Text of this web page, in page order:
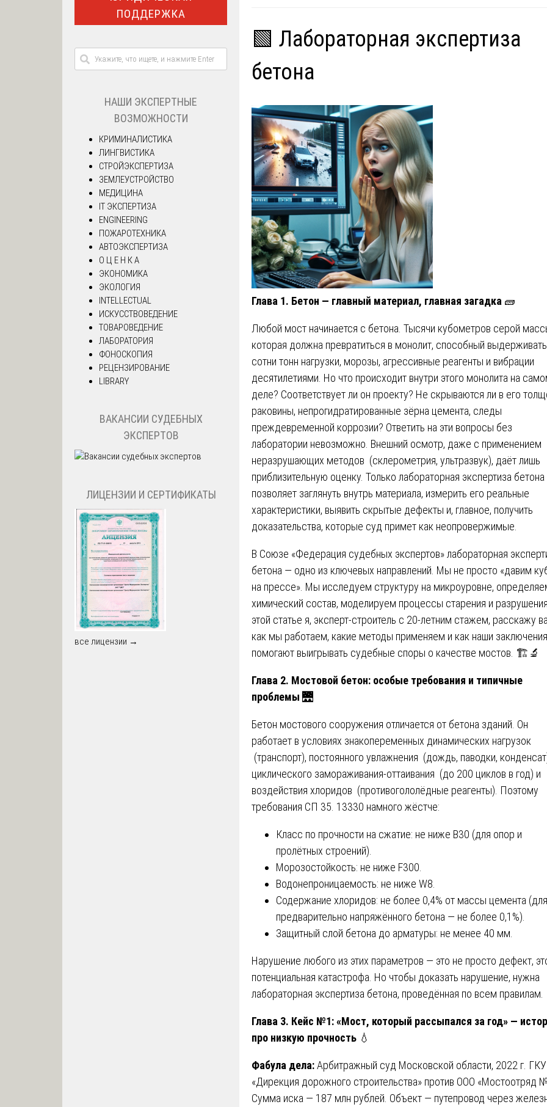
🟩 Лабораторная экспертиза
бетона
Глава 1. Бетон — главный материал, главная загадка 🧱
Любой мост начинается с бетона. Тысячи кубометров серой
которая должна превратиться в монолит, способный выдерживать
сотни тонн нагрузки, морозы, агрессивные реагенты и вибрации
десятилетиями. Но что происходит внутри этого монолита на
деле? Соответствует ли он проекту? Не скрываются ли в его
раковины, непрогидратированные зёрна цемента, следы
преждевременной коррозии? Ответить на эти вопросы без
лаборатории невозможно. Внешний осмотр, даже с применением
неразрушающих методов (склерометрия, ультразвук), даёт лишь
приблизительную оценку. Только лабораторная экспертиза бетона
позволяет заглянуть внутрь материала, измерить его реальные
характеристики, выявить скрытые дефекты и, главное, получить
доказательства, которые суд примет как неопровержимые.
В Союзе «Федерация судебных экспертов» лабораторная
бетона — одно из ключевых направлений. Мы не просто «давим
на прессе». Мы исследуем структуру на микроуровне,
химический состав, моделируем процессы старения и
этой статье я, эксперт-строитель с 20-летним стажем, расскажу
как мы работаем, какие методы применяем и как наши заключения
помогают выигрывать судебные споры о качестве мостов. 🏗️🔬
Глава 2. Мостовой бетон: особые требования и типичные
проблемы 🌉
Бетон мостового сооружения отличается от бетона зданий. Он
работает в условиях знакопеременных динамических нагрузок
(транспорт), постоянного увлажнения (дождь, паводки,
циклического замораживания-оттаивания (до 200 циклов в год) и
воздействия хлоридов (противогололёдные реагенты). Поэтому
требования СП 35. 13330 намного жёстче:
Класс по прочности на сжатие: не ниже B30 (для опор и
пролётных строений).
Морозостойкость: не ниже F300.
Водонепроницаемость: не ниже W8.
Содержание хлоридов: не более 0,4% от массы цемента (для
предварительно напряжённого бетона — не более 0,1%).
Защитный слой бетона до арматуры: не менее 40 мм.
Нарушение любого из этих параметров — это не просто дефект,
потенциальная катастрофа. Но чтобы доказать нарушение, нужна
лабораторная экспертиза бетона, проведённая по всем правилам.
Глава 3. Кейс №1: «Мост, который рассыпался за год» —
про низкую прочность 💧
Фабула дела:Арбитражный суд Московской области, 2022 г. ГКУ
«Дирекция дорожного строительства» против ООО «Мостоотряд
Сумма иска — 187 млн рублей. Объект — путепровод через
ПОДДЕРЖКА
НАШИ ЭКСПЕРТНЫЕ
ВОЗМОЖНОСТИ
КРИМИНАЛИСТИКА
ЛИНГВИСТИКА
СТРОЙЭКСПЕРТИЗА
ЗЕМЛЕУСТРОЙСТВО
МЕДИЦИНА
IT ЭКСПЕРТИЗА
ENGINEERING
ПОЖАРОТЕХНИКА
АВТОЭКСПЕРТИЗА
О Ц Е Н К А
ЭКОНОМИКА
ЭКОЛОГИЯ
INTELLECTUAL
ИСКУССТВОВЕДЕНИЕ
ТОВАРОВЕДЕНИЕ
ЛАБОРАТОРИЯ
ФОНОСКОПИЯ
РЕЦЕНЗИРОВАНИЕ
LIBRARY
ВАКАНСИИ СУДЕБНЫХ
ЭКСПЕРТОВ
ЛИЦЕНЗИИ И СЕРТИФИКАТЫ
все лицензии →